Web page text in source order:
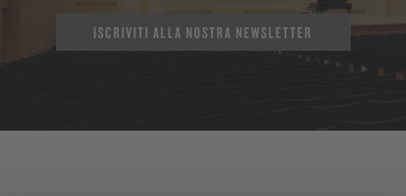
ISCRIVITI ALLA NOSTRA NEWSLETTER